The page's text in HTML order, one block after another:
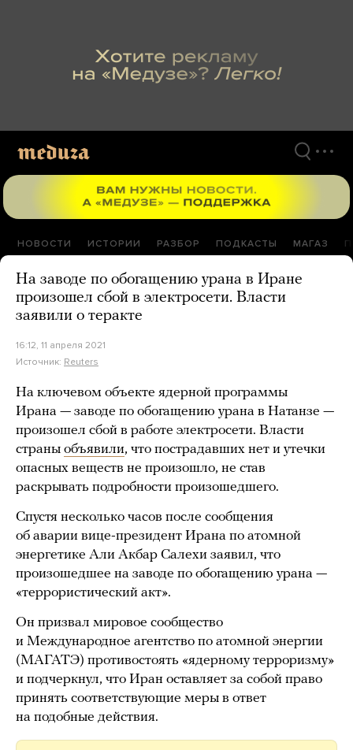
НОВОСТИ ИСТОРИИ РАЗБОР ПОДКАСТЫ МАГАЗ
На заводе по обогащению урана в Иране
произошел сбой в электросети. Власти
заявили о теракте
16:12, 11 апреля 2021
Источник: Reuters
На ключевом объекте ядерной программы
Ирана — заводе по обогащению урана в Натанзе —
произошел сбой в работе электросети. Власти
страны объявили, что пострадавших нет и утечки
опасных веществ не произошло, не став
раскрывать подробности произошедшего.
Спустя несколько часов после сообщения
об аварии вице-президент Ирана по атомной
энергетике Али Акбар Салехи заявил, что
произошедшее на заводе по обогащению урана —
«террористический акт».
Он призвал мировое сообщество
и Международное агентство по атомной энергии
(МАГАТЭ) противостоять «ядерному терроризму»
и подчеркнул, что Иран оставляет за собой право
принять соответствующие меры в ответ
на подобные действия.